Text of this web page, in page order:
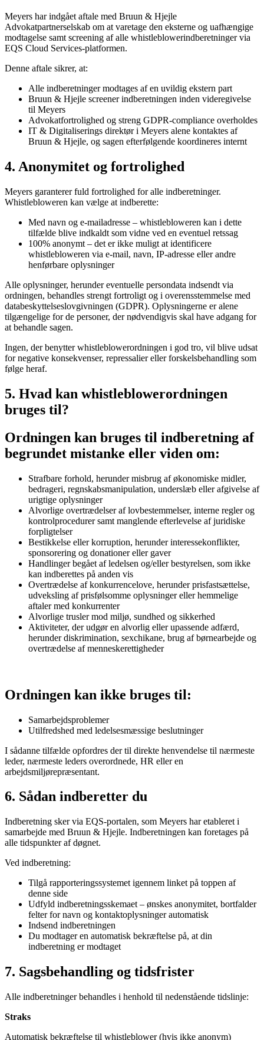
Meyers har indgået aftale med Bruun & Hjejle
Advokatpartnerselskab om at varetage den eksterne og uafhængige
modtagelse samt screening af alle whistleblowerindberetninger via
EQS Cloud Services-platformen.
Denne aftale sikrer, at:
Alle indberetninger modtages af en uvildig ekstern part
Bruun & Hjejle screener indberetningen inden videregivelse
til Meyers
Advokatfortrolighed og streng GDPR-compliance overholdes
IT & Digitaliserings direktør i Meyers alene kontaktes af
Bruun & Hjejle, og sagen efterfølgende koordineres internt
4. Anonymitet og fortrolighed
Meyers garanterer fuld fortrolighed for alle indberetninger.
Whistlebloweren kan vælge at indberette:
Med navn og e-mailadresse – whistlebloweren kan i dette
tilfælde blive indkaldt som vidne ved en eventuel retssag
100% anonymt – det er ikke muligt at identificere
whistlebloweren via e-mail, navn, IP-adresse eller andre
henførbare oplysninger
Alle oplysninger, herunder eventuelle persondata indsendt via
ordningen, behandles strengt fortroligt og i overensstemmelse med
databeskyttelseslovgivningen (GDPR). Oplysningerne er alene
tilgængelige for de personer, der nødvendigvis skal have adgang for
at behandle sagen.
Ingen, der benytter whistleblowerordningen i god tro, vil blive udsat
for negative konsekvenser, repressalier eller forskelsbehandling som
følge heraf.
5. Hvad kan whistleblowerordningen
bruges til?
Ordningen kan bruges til indberetning af
begrundet mistanke eller viden om:
Strafbare forhold, herunder misbrug af økonomiske midler,
bedrageri, regnskabsmanipulation, underslæb eller afgivelse af
urigtige oplysninger
Alvorlige overtrædelser af lovbestemmelser, interne regler og
kontrolprocedurer samt manglende efterlevelse af juridiske
forpligtelser
Bestikkelse eller korruption, herunder interessekonflikter,
sponsorering og donationer eller gaver
Handlinger begået af ledelsen og/eller bestyrelsen, som ikke
kan indberettes på anden vis
Overtrædelse af konkurrencelove, herunder prisfastsættelse,
udveksling af prisfølsomme oplysninger eller hemmelige
aftaler med konkurrenter
Alvorlige trusler mod miljø, sundhed og sikkerhed
Aktiviteter, der udgør en alvorlig eller upassende adfærd,
herunder diskrimination, sexchikane, brug af børnearbejde og
overtrædelse af menneskerettigheder
Ordningen kan ikke bruges til:
Samarbejdsproblemer
Utilfredshed med ledelsesmæssige beslutninger
I sådanne tilfælde opfordres der til direkte henvendelse til nærmeste
leder, nærmeste leders overordnede, HR eller en
arbejdsmiljørepræsentant.
6. Sådan indberetter du
Indberetning sker via EQS-portalen, som Meyers har etableret i
samarbejde med Bruun & Hjejle. Indberetningen kan foretages på
alle tidspunkter af døgnet.
Ved indberetning:
Tilgå rapporteringssystemet igennem linket på toppen af
denne side
Udfyld indberetningsskemaet – ønskes anonymitet, bortfalder
felter for navn og kontaktoplysninger automatisk
Indsend indberetningen
Du modtager en automatisk bekræftelse på, at din
indberetning er modtaget
7. Sagsbehandling og tidsfrister
Alle indberetninger behandles i henhold til nedenstående tidslinje:
Straks
Automatisk bekræftelse til whistleblower (hvis ikke anonym)